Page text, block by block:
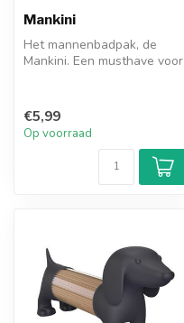
Mankini
Het mannenbadpak, de
Mankini. Een musthave voor
€5,99
Op voorraad